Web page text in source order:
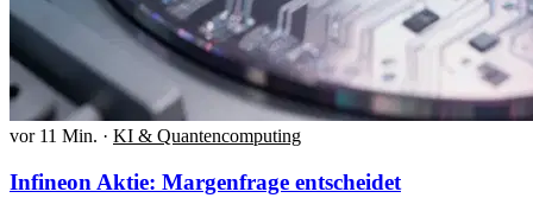
vor 11 Min. · KI & Quantencomputing
Infineon Aktie: Margenfrage entscheidet